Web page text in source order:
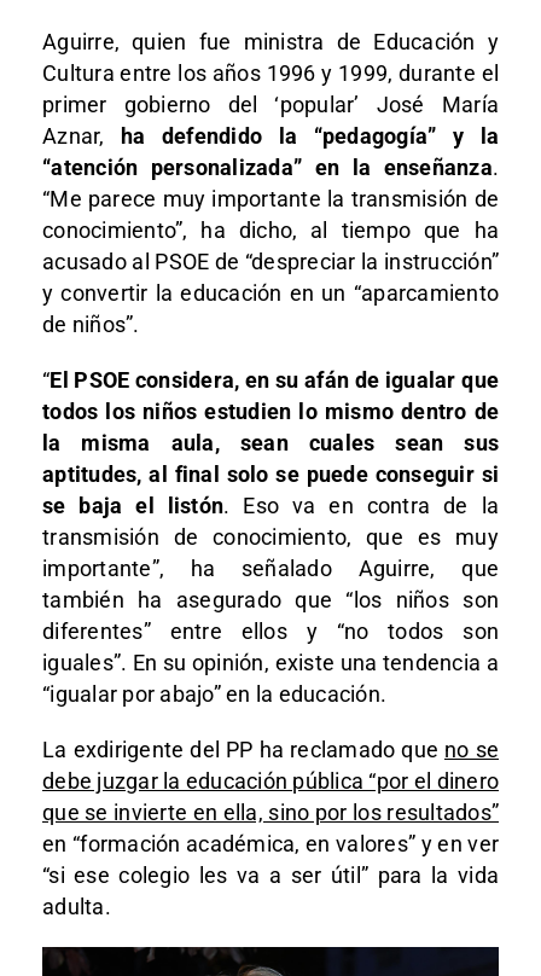
Aguirre, quien fue ministra de Educación y
Cultura entre los años 1996 y 1999, durante el
primer gobierno del ‘popular’ José María
Aznar,
ha defendido la “pedagogía” y la
“atención personalizada” en la enseñanza.
“Me parece muy importante la transmisión de
conocimiento”, ha dicho, al tiempo que ha
acusado al PSOE de “despreciar la instrucción”
y convertir la educación en un “aparcamiento
de niños”.
“El PSOE considera, en su afán de igualar que
todos los niños estudien lo mismo dentro de
la misma aula, sean cuales sean sus
aptitudes, al final solo se puede conseguir si
se baja el listón. Eso va en contra de la
transmisión de conocimiento, que es muy
importante”, ha señalado Aguirre, que
también ha asegurado que “los niños son
diferentes” entre ellos y “no todos son
iguales”. En su opinión, existe una tendencia a
“igualar por abajo” en la educación.
La exdirigente del PP ha reclamado que no se
debe juzgar la educación pública “por el dinero
que se invierte en ella, sino por los resultados”
en “formación académica, en valores” y en ver
“si ese colegio les va a ser útil” para la vida
adulta.